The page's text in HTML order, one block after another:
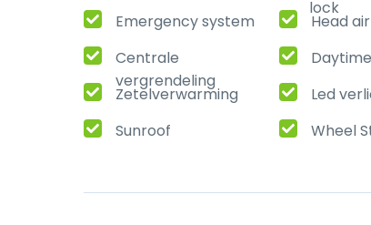
lock
Emergency system
Head
Centrale
vergrendeling
Zetelverwarming
Led
Sunroof Wheel